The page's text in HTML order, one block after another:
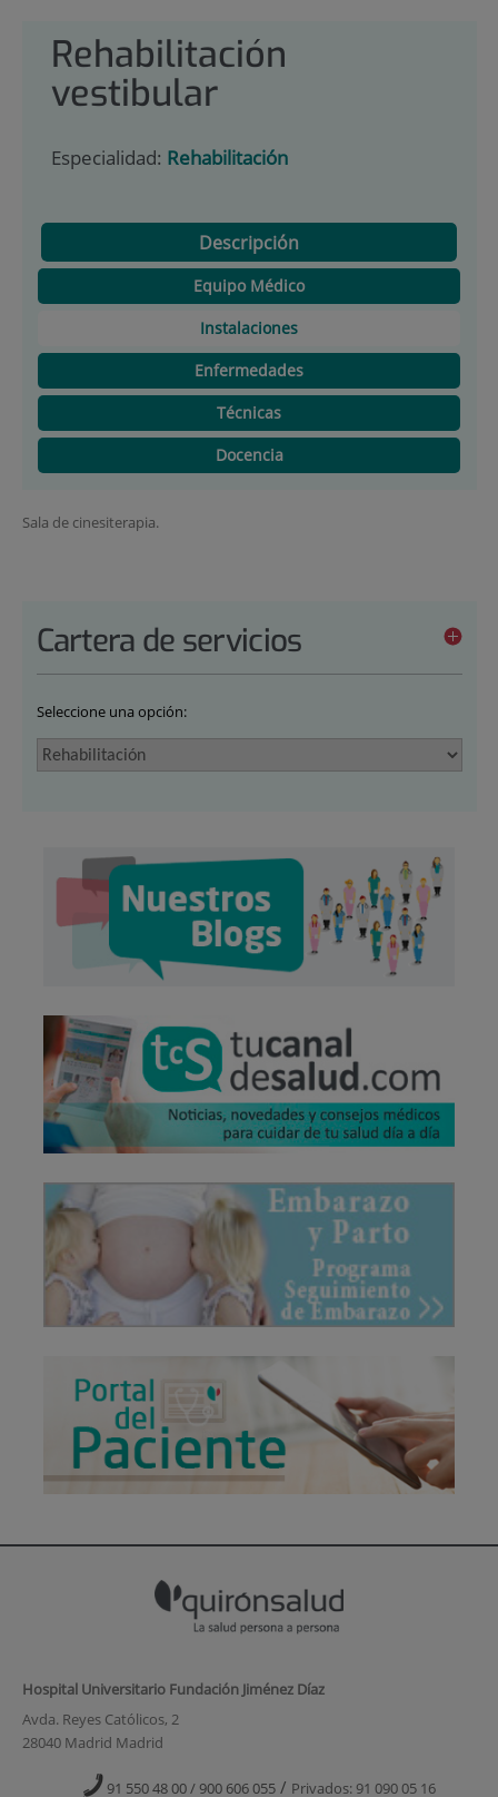
Rehabilitación
vestibular
Especialidad: Rehabilitación
Descripción
Equipo Médico
Instalaciones
Enfermedades
Técnicas
Docencia
Sala de cinesiterapia.
Cartera de servicios
Seleccione una opción:
Hospital Universitario Fundación Jiménez Díaz
Avda. Reyes Católicos, 2
28040 Madrid Madrid
91 550 48 00 / 900 606 055 / Privados: 91 090 05 16